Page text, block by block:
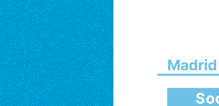
Madrid